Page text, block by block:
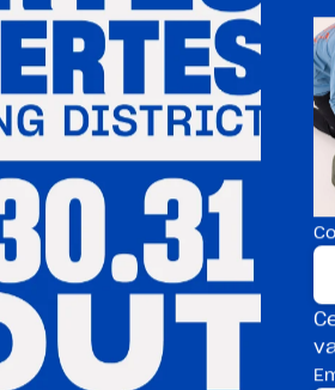
est un sport total.
du corps, centre, jambes : tout
de traction (biceps,
en profondeur, tout
et des pieds – souvent
sur des
contractions
tonicitéprofonde et une
Chaque prise devient un